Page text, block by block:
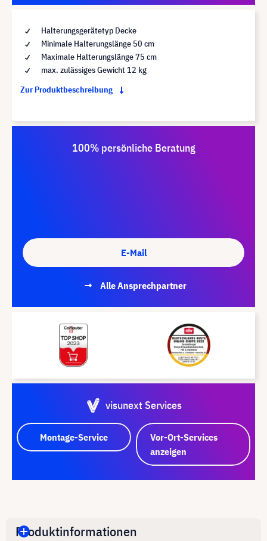
Halterungsgerätetyp Decke
Minimale Halterungslänge 50 cm
Maximale Halterungslänge 75 cm
max. zulässiges Gewicht 12 kg
Zur Produktbeschreibung
100% persönliche Beratung
E-Mail
Alle Ansprechpartner
visunext Services
Montage-Service
Vor-Ort-Services
anzeigen
Produktinformationen